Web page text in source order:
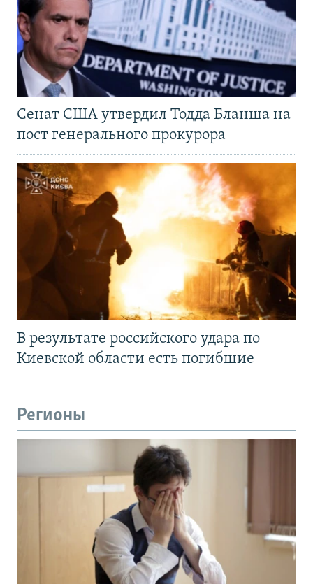
Сенат США утвердил Тодда Бланша на
пост генерального прокурора
В результате российского удара по
Киевской области есть погибшие
Регионы